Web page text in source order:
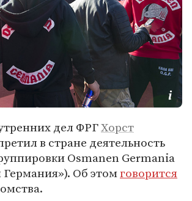
дел ФРГХорст
в стране деятельность
Osmanen Germania
Германия»). Об этомговорится